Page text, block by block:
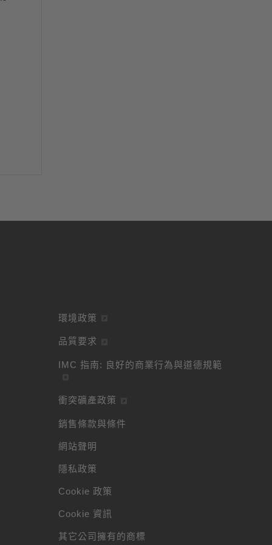
環境政策
品質要求
IMC 指南: 良好的商業行為與道德規範
衝突礦產政策
銷售條款與條件
網站聲明
隱私政策
Cookie 政策
Cookie 資訊
其它公司擁有的商標